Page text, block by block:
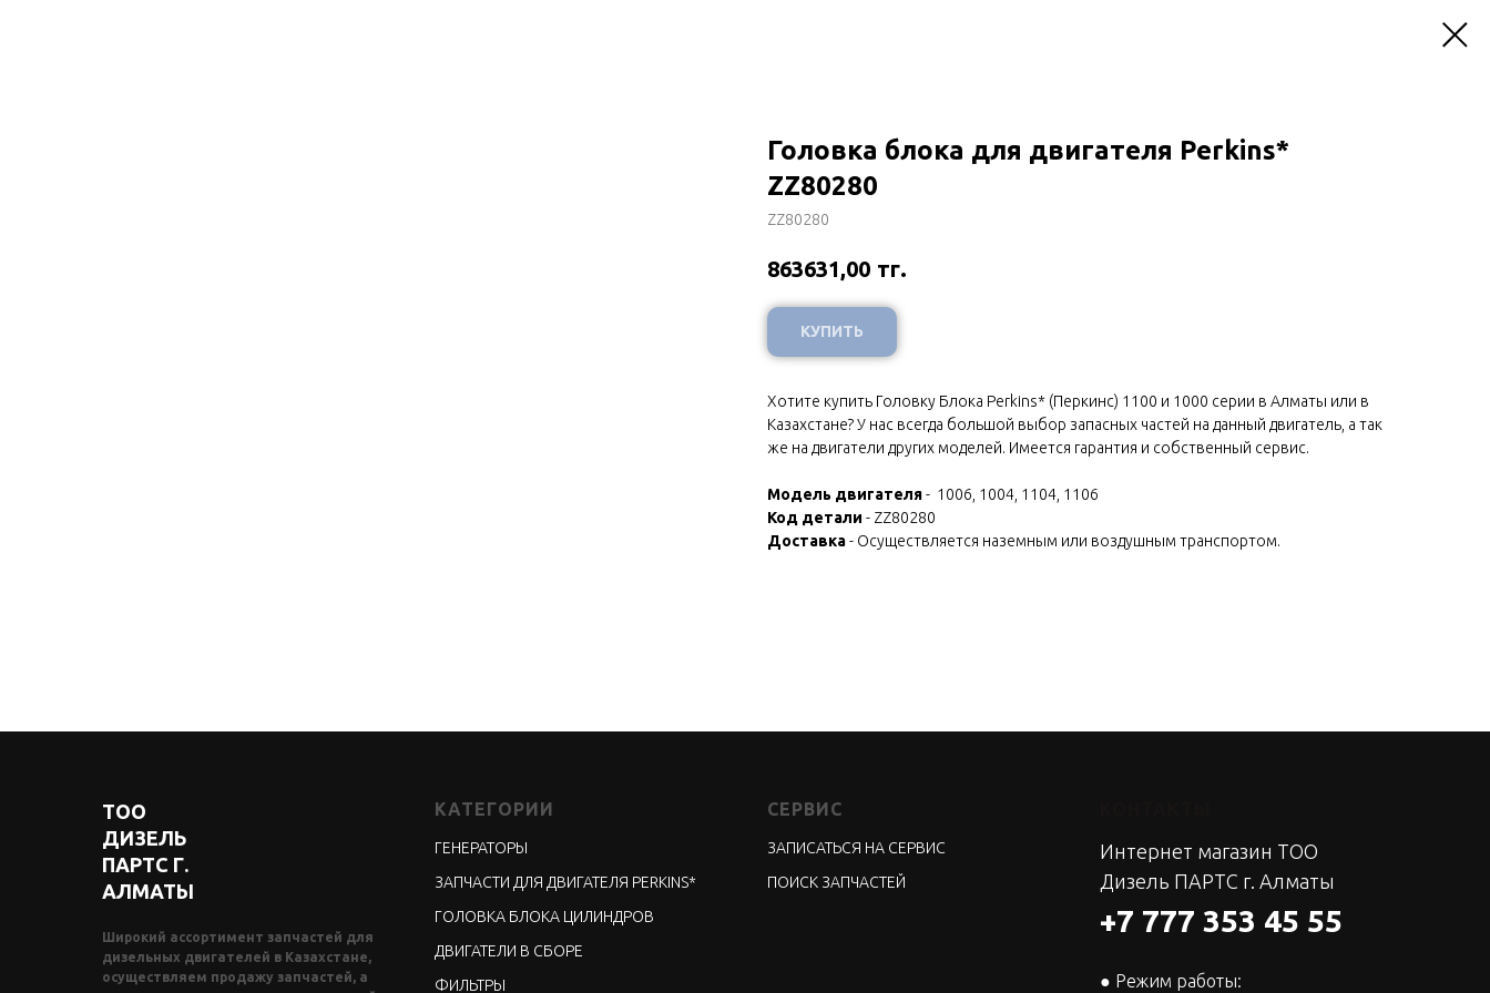
Головка блока для двигателя Perkins*
ZZ80280
ZZ80280
863631,00 тг.
КУПИТЬ
Хотите купить Головку Блока Perkins* (Перкинс) 1100 и 1000 серии в Алматы или в
Казахстане? У нас всегда большой выбор запасных частей на данный двигатель, а так
же на двигатели других моделей. Имеется гарантия и собственный сервис.
Модель двигателя- 1006, 1004, 1104, 1106
Код детали - ZZ80280
Доставка- Осуществляется наземным или воздушным транспортом.
ТОО
ДИЗЕЛЬ
ПАРТС Г.
АЛМАТЫ
Широкий ассортимент запчастей для
дизельных двигателей в Казахстане,
осуществляем продажу запчастей, а
КАТЕГОРИИ
ГЕНЕРАТОРЫ
ЗАПЧАСТИ ДЛЯ ДВИГАТЕЛЯ PERKINS*
ГОЛОВКА БЛОКА ЦИЛИНДРОВ
ДВИГАТЕЛИ В СБОРЕ
ФИЛЬТРЫ
СЕРВИС
ЗАПИСАТЬСЯ НА СЕРВИС
ПОИСК ЗАПЧАСТЕЙ
Интернет магазин ТОО
Дизель ПАРТС г. Алматы
+7 777 353 45 55
● Режим работы: